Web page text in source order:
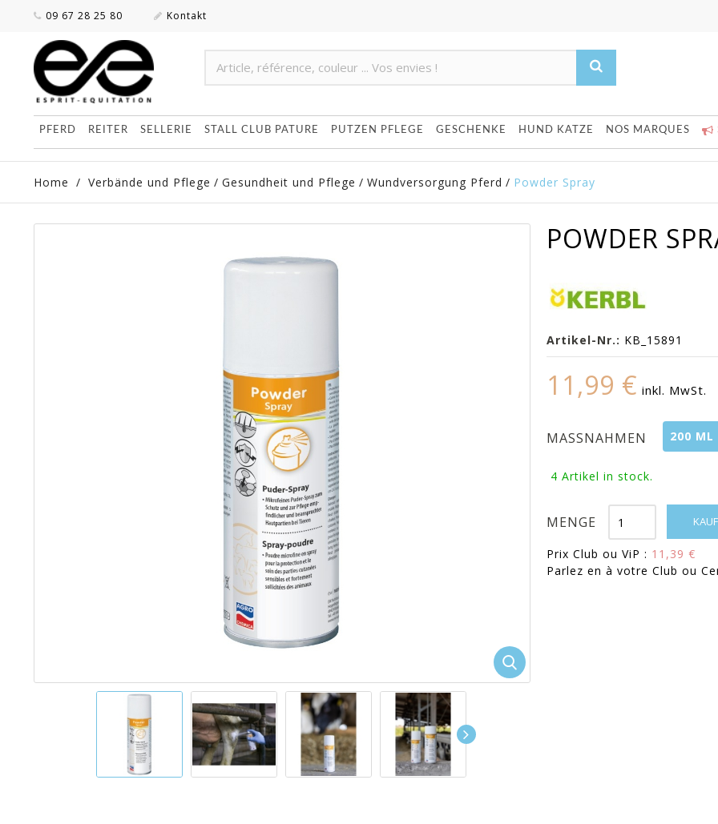
09 67 28 25 80 Kontakt
PFERD REITER SELLERIE STALL CLUB PATURE PUTZEN PFLEGE GESCHENKE HUND KATZE NOS MARQUES
Home / Verbände und Pflege / Gesundheit und Pflege / Wundversorgung Pferd / Powder Spray
POWDER
Artikel-Nr.: KB_15891
11,99 € inkl. MwSt.
MASSNAHMEN 200 ML
4 Artikel in stock.
MENGE
Prix Club ou ViP : 11,39 €
Parlez en à votre Club ou